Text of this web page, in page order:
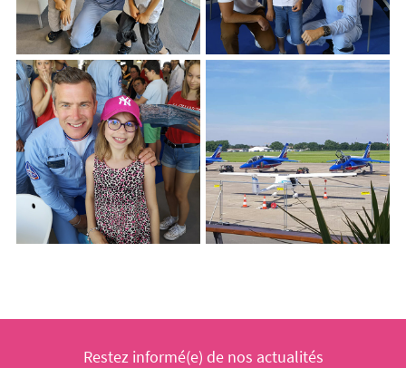
Restez informé(e) de nos actualités